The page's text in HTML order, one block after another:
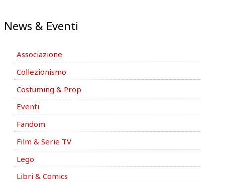
News & Eventi
Associazione
Collezionismo
Costuming & Prop
Eventi
Fandom
Film & Serie TV
Lego
Libri & Comics